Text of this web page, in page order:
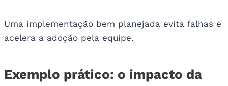
Uma implementação bem planejada evita falhas e
acelera a adoção pela equipe.
Exemplo prático: o impacto da